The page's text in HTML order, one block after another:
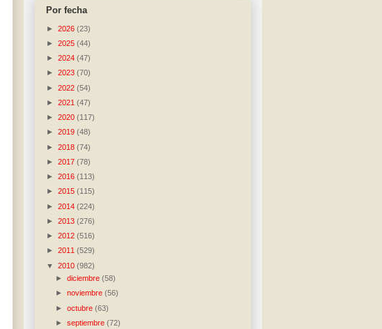
Por fecha
► 2026 (23)
► 2025 (44)
► 2024 (47)
► 2023 (70)
► 2022 (54)
► 2021 (47)
► 2020 (117)
► 2019 (48)
► 2018 (74)
► 2017 (78)
► 2016 (113)
► 2015 (115)
► 2014 (224)
► 2013 (276)
► 2012 (516)
► 2011 (529)
▼ 2010 (982)
►diciembre(58)
►noviembre(56)
►octubre(63)
►septiembre(72)